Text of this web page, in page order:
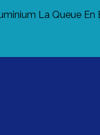
La Queue En